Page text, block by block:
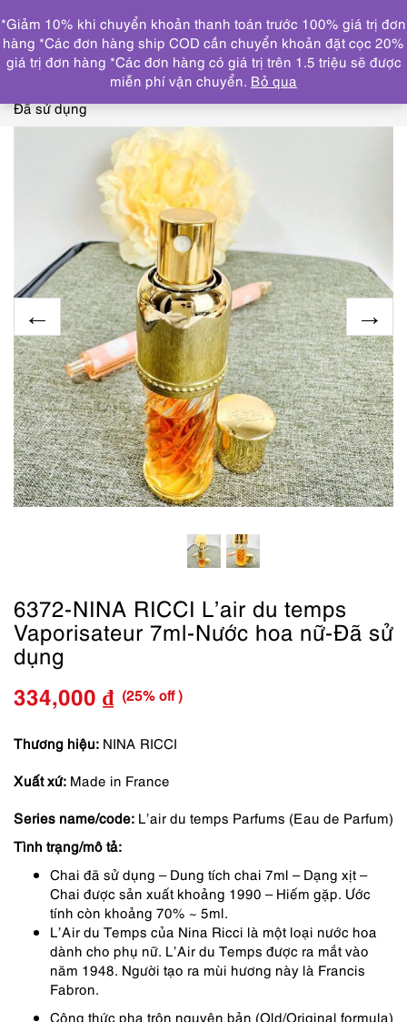
DANH MỤC
Trang chủ NƯỚC HOA CHAI NHỎ/MINI(≤ 15ml)
6372-
NINA RICCI L’air du temps Vaporisateur 7ml-Nước hoa nữ-
Đã sử dụng
6372-NINA RICCI L’air du temps
Vaporisateur 7ml-Nước hoa nữ-Đã sử
dụng
Giá
gốc
là:
334,000 ₫
Giá
hiện
tại
334,000 ₫.
(25% off )
Thương hiệu: NINA RICCI
Xuất xứ: Made in France
Series name/code: L’air du temps Parfums (Eau de Parfum)
Tình trạng/mô tả:
Chai đã sử dụng – Dung tích chai 7ml – Dạng xịt –
Chai được sản xuất khoảng 1990 – Hiếm gặp. Ước
tính còn khoảng 70% ~ 5ml.
L’Air du Temps của Nina Ricci là một loại nước hoa
dành cho phụ nữ. L’Air du Temps được ra mắt vào
năm 1948. Người tạo ra mùi hương này là Francis
Fabron.
Công thức pha trộn nguyên bản (Old/Original formula)
*Giảm 10% khi chuyển khoản thanh toán trước 100% giá trị đơn
hàng *Các đơn hàng ship COD cần chuyển khoản đặt cọc 20%
giá trị đơn hàng *Các đơn hàng có giá trị trên 1.5 triệu sẽ được
miễn phí vận chuyển. Bỏ qua